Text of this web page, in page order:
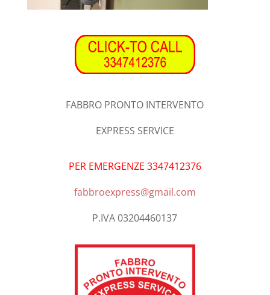
FABBRO PRONTO INTERVENTO
EXPRESS SERVICE
PER EMERGENZE 3347412376
fabbroexpress@gmail.com
P.IVA 03204460137